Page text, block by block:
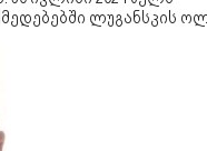
ლუგანსკის